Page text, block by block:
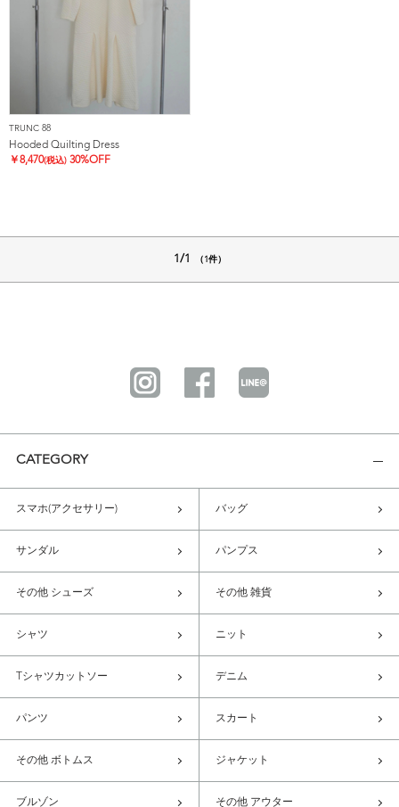
TRUNC 88
Hooded Quilting Dress
￥8,470(税込) 30%OFF
1/1 （1件）
CATEGORY
スマホ(アクセサリー) バッグ
サンダル パンプス
その他 シューズ その他 雑貨
シャツ ニット
Tシャツカットソー デニム
パンツ スカート
その他 ボトムス ジャケット
ブルゾン その他 アウター